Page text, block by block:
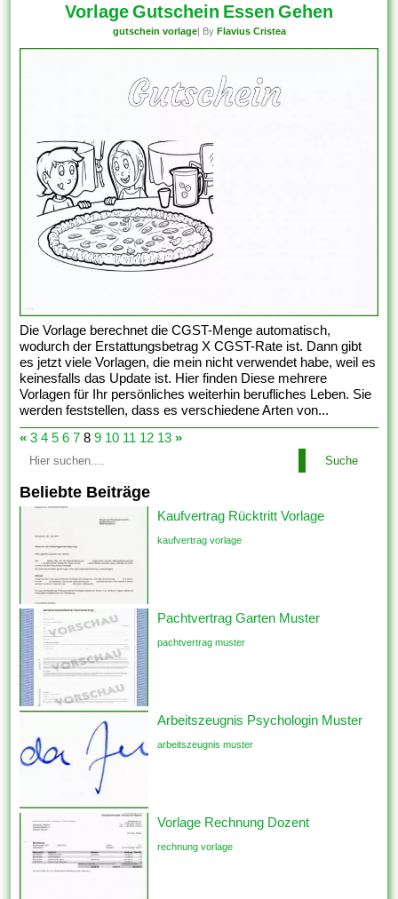
Vorlage Gutschein Essen Gehen
gutschein vorlage| By Flavius Cristea
Die Vorlage berechnet die CGST-Menge automatisch,
wodurch der Erstattungsbetrag X CGST-Rate ist. Dann gibt
es jetzt viele Vorlagen, die mein nicht verwendet habe, weil es
keinesfalls das Update ist. Hier finden Diese mehrere
Vorlagen für Ihr persönliches weiterhin berufliches Leben. Sie
werden feststellen, dass es verschiedene Arten von...
« 3 4 5 6 7 8 9 10 11 12 13 »
Suche
Beliebte Beiträge
Kaufvertrag Rücktritt Vorlage
kaufvertrag vorlage
Pachtvertrag Garten Muster
pachtvertrag muster
Arbeitszeugnis Psychologin Muster
arbeitszeugnis muster
Vorlage Rechnung Dozent
rechnung vorlage